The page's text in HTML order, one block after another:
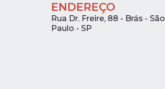
ENDEREÇO
Rua Dr. Freire, 88 - Brás - São
Paulo - SP